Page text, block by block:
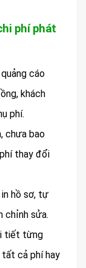
phí phát
cáo
khách
phí.
chưa bao
thay đổi
hồ sơ, tự
chỉnh sửa.
tiết từng
tất cả phí hay